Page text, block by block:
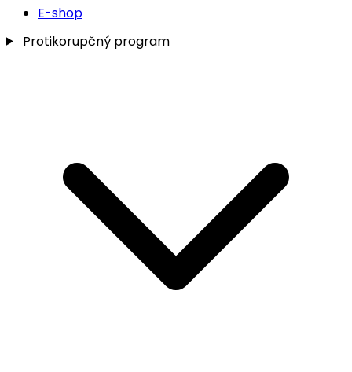
E-shop
Protikorupčný program